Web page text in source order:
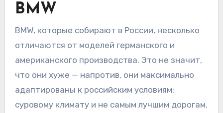
BMW
BMW, которые собирают в России, несколько
отличаются от моделей германского и
американского производства. Это не значит,
что они хуже — напротив, они максимально
адаптированы к российским условиям:
суровому климату и не самым лучшим дорогам.